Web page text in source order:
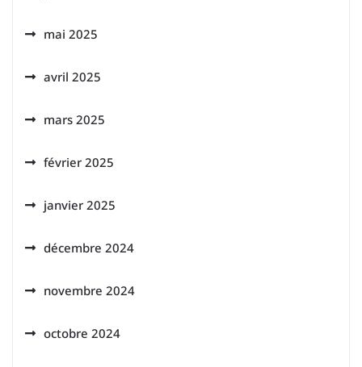
mai 2025
avril 2025
mars 2025
février 2025
janvier 2025
décembre 2024
novembre 2024
octobre 2024